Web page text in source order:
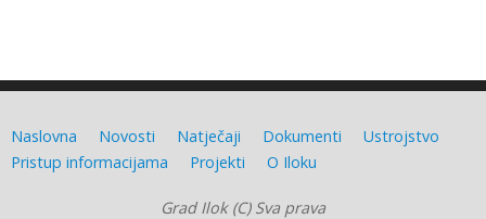
Naslovna Novosti Natječaji Dokumenti
Ustrojstvo
Pristup informacijama
Projekti O Iloku
Grad Ilok (C) Sva prava